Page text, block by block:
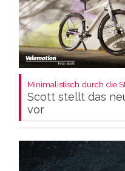
Minimalistisch durch die
Scott stellt das
vor